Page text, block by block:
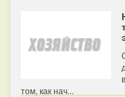
том, как нач...